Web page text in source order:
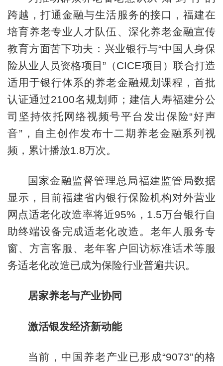
跨越，打通金融与生活服务的接口，福建在
培育养老专业人才队伍、深化养老金融宣传
教育方面苦下功夫：兴业银行与“中国人身保
险从业人员资格项目”（CICE项目）联合打造
适用于银行体系的养老金融规划课程，首批
认证通过2100名规划师；建信人寿福建分公
司坚持依托网络视频号平台发出保险“好声
音”，自主创作发布十二期养老金融系列视
频，累计播放1.8万次。
国家金融监督管理总局福建监管局数据
显示，目前福建省内银行保险机构对外营业
网点适老化改造率将近95%，1.5万台银行自
助终端设备完成适老化改造。老年人服务专
窗、方言客服、老年客户回访标准话术等服
务适老化改造已成为保险行业普遍共识。
居家养老与产业协同
激活银发经济新动能
当前，中国养老产业已形成“9073”的格